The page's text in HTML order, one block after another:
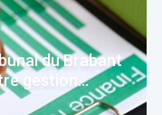
du Brabant
gestion